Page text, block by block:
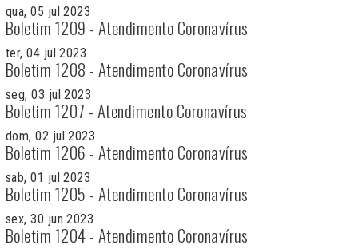
qua, 05 jul 2023
Boletim 1209 - Atendimento Coronavírus
ter, 04 jul 2023
Boletim 1208 - Atendimento Coronavírus
seg, 03 jul 2023
Boletim 1207 - Atendimento Coronavírus
dom, 02 jul 2023
Boletim 1206 - Atendimento Coronavírus
sab, 01 jul 2023
Boletim 1205 - Atendimento Coronavírus
sex, 30 jun 2023
Boletim 1204 - Atendimento Coronavírus